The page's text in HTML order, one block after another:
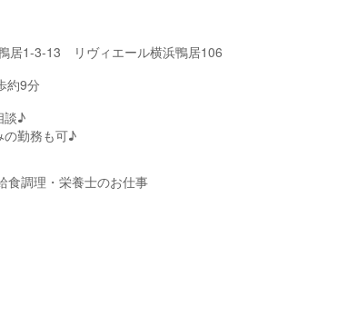
居1-3-13 リヴィエール横浜鴨居106
約9分
談♪
の勤務も可♪
食調理・栄養士のお仕事